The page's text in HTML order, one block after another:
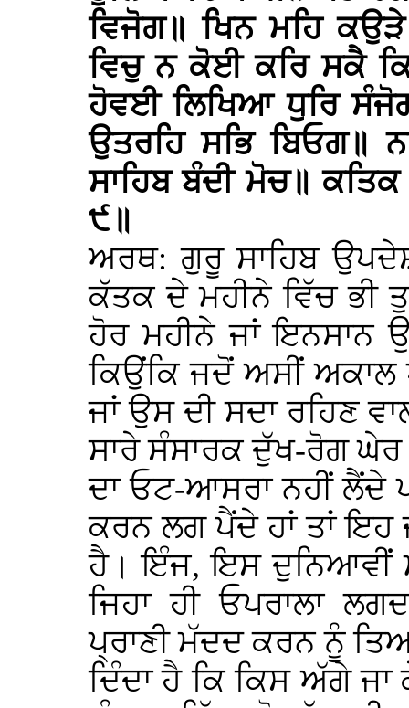
ਵਿਜੋਗ॥ ਖਿਨ ਮਹਿ
ਵਿਚੁ ਨ ਕੋਈ ਕਰਿ ਸਕੈ
ਹੋਵਈ ਲਿਖਿਆ ਧੁਰਿ
ਉਤਰਹਿ ਸਭਿ ਬਿਓਗ॥
ਸਾਹਿਬ ਬੰਦੀ ਮੋਚ॥
੯॥
ਅਰਥ: ਗੁਰੂ ਸਾਹਿਬ
ਕੱਤਕ ਦੇ ਮਹੀਨੇ ਵਿੱਚ ਭੀ
ਹੋਰ ਮਹੀਨੇ ਜਾਂ ਇਨਸਾਨ
ਕਿਉਂਕਿ ਜਦੋਂ ਅਸੀਂ ਅਕਾਲ
ਜਾਂ ਉਸ ਦੀ ਸਦਾ ਰਹਿਣ
ਸਾਰੇ ਸੰਸਾਰਕ ਦੁੱਖ-ਰੋਗ
ਦਾ ਓਟ-ਆਸਰਾ ਨਹੀਂ ਲੈਂਦੇ
ਕਰਨ ਲਗ ਪੈਂਦੇ ਹਾਂ ਤਾਂ ਇਹ
ਹੈ। ਇੰਜ, ਇਸ ਦੁਨਿਆਵੀਂ
ਜਿਹਾ ਹੀ ਓਪਰਾਲਾ
ਪ੍ਰਾਣੀ ਮੱਦਦ ਕਰਨ ਨੂੰ
ਦਿੰਦਾ ਹੈ ਕਿ ਕਿਸ ਅੱਗੇ